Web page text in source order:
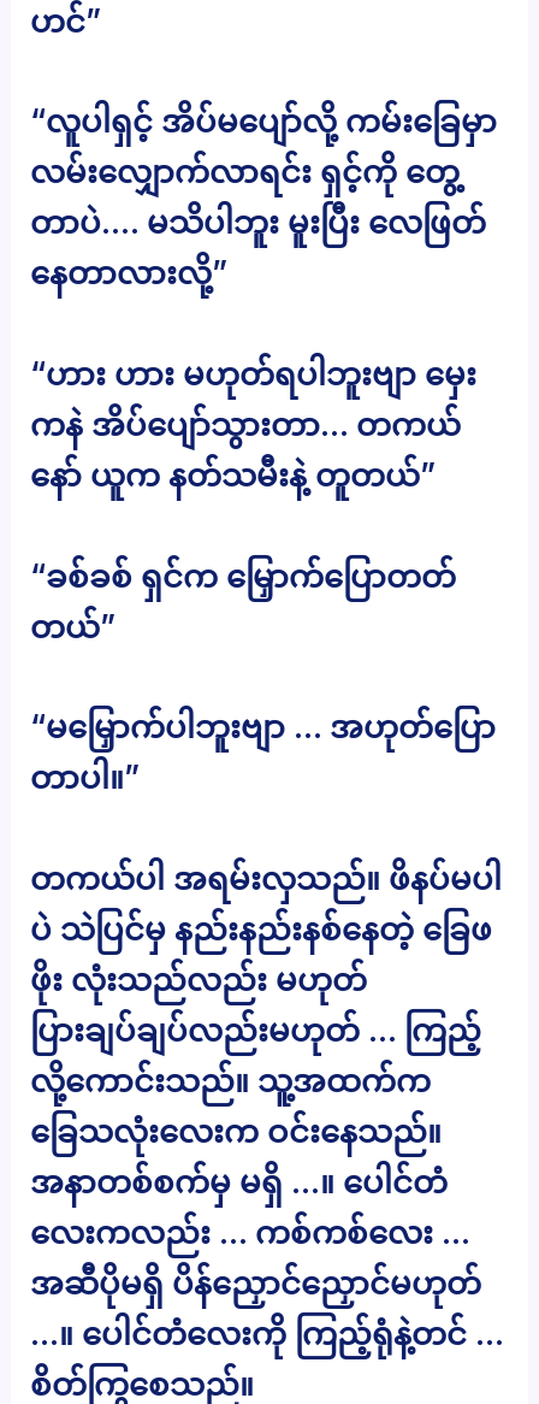
ဟင်”
“လူပါရှင့် အိပ်မပျော်လို့ ကမ်းခြေမှာ
လမ်းလျှောက်လာရင်း ရှင့်ကို တွေ့
တာပဲ…. မသိပါဘူး မူးပြီး လေဖြတ်
နေတာလားလို့”
“ဟား ဟား မဟုတ်ရပါဘူးဗျာ မှေး
ကနဲ အိပ်ပျော်သွားတာ… တကယ်
နော် ယူက နတ်သမီးနဲ့ တူတယ်”
“ခစ်ခစ် ရှင်က မြှောက်ပြောတတ်
တယ်”
“မမြှောက်ပါဘူးဗျာ … အဟုတ်ပြော
တာပါ။”
တကယ်ပါ အရမ်းလှသည်။ ဖိနပ်မပါ
ပဲ သဲပြင်မှ နည်းနည်းနစ်နေတဲ့ ခြေဖ
ဖိုး လုံးသည်လည်း မဟုတ်
ပြားချပ်ချပ်လည်းမဟုတ် … ကြည့်
လို့ကောင်းသည်။ သူ့အထက်က
ခြေသလုံးလေးက ဝင်းနေသည်။
အနာတစ်စက်မှ မရှိ …။ ပေါင်တံ
လေးကလည်း … ကစ်ကစ်လေး …
အဆီပိုမရှိ ပိန်ညှောင်ညှောင်မဟုတ်
…။ ပေါင်တံလေးကို ကြည့်ရုံနဲ့တင် …
စိတ်ကြွစေသည်။